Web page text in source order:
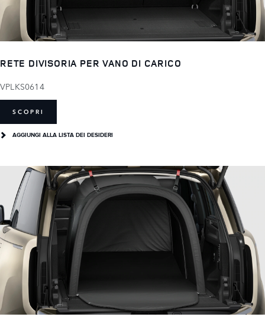
RETE DIVISORIA PER VANO DI CARICO
VPLKS0614
SCOPRI
AGGIUNGI ALLA LISTA DEI DESIDERI